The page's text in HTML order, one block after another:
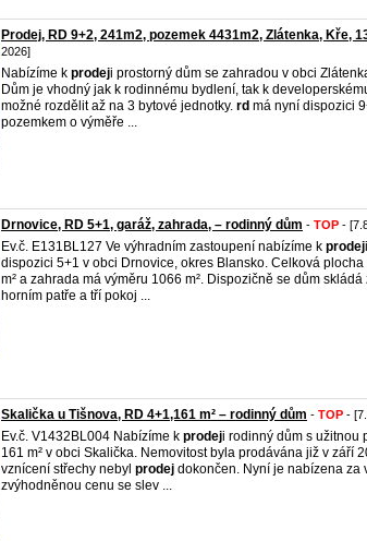
Prodej, RD 9+2, 241m2, pozemek 4431m2, Zlátenka, Kře,
2026]
Nabízíme k prodeji prostorný dům se zahradou v obci
Dům je vhodný jak k rodinnému bydlení, tak k
možné rozdělit až na 3 bytové jednotky. rd má nyní dispozici
pozemkem o výměře ...
Drnovice, RD 5+1, garáž, zahrada, – rodinný dům - TOP -
Ev.č. E131BL127 Ve výhradním zastoupení nabízíme k prodej
dispozici 5+1 v obci Drnovice, okres Blansko. Celková
m² a zahrada má výměru 1066 m². Dispozičně se dům
horním patře a tří pokoj ...
Skalička u Tišnova, RD 4+1,161 m² – rodinný dům - TOP -
Ev.č. V1432BL004 Nabízíme k prodeji rodinný dům s užitnou
161 m² v obci Skalička. Nemovitost byla prodávána již v září
vznícení střechy nebyl prodej dokončen. Nyní je nabízena za
zvýhodněnou cenu se slev ...